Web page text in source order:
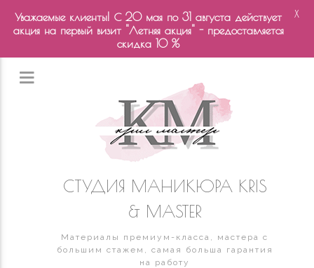
СТУДИЯ МАНИКЮРА KRIS
& MASTER
Материалы премиум-класса, мастера с
большим стажем, самая больша гарантия
на работу
Уважаемые клиенты! С 20 мая по 31 августа действует
акция на первый визит "Летняя акция" - предоставляется
скидка 10 %
X